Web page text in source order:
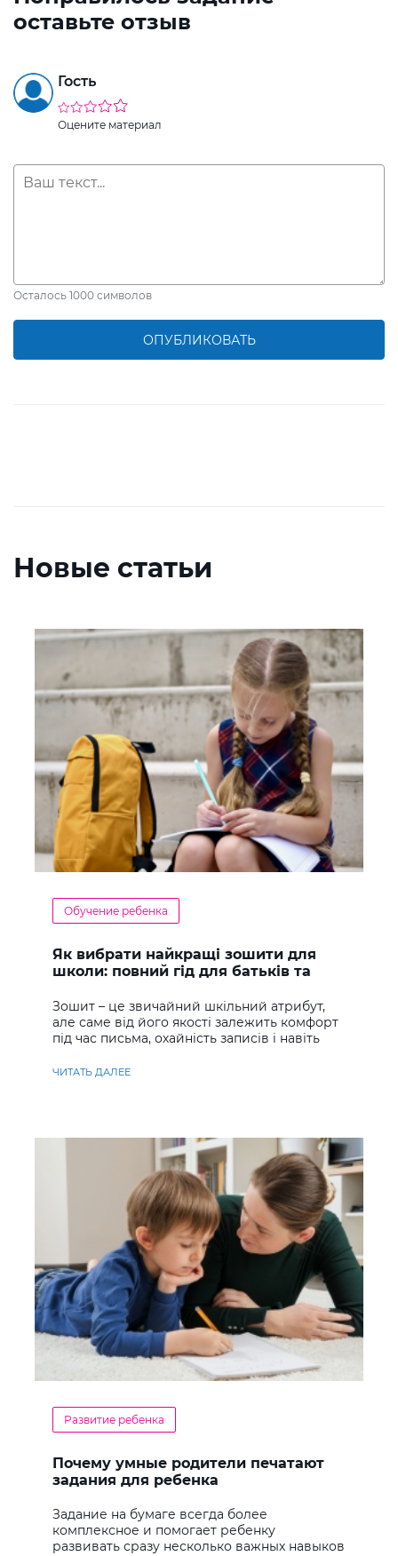
оставьте отзыв
Гость
Оцените материал
Осталось 1000 символов
ОПУБЛИКОВАТЬ
Новые статьи
Обучение ребенка
Як вибрати найкращі зошити для
школи: повний гід для батьків та
Зошит – це звичайний шкільний атрибут,
але саме від його якості залежить комфорт
під час письма, охайність записів і навіть
ЧИТАТЬ ДАЛЕЕ
Развитие ребенка
Почему умные родители печатают
задания для ребенка
Задание на бумаге всегда более
комплексное и помогает ребенку
развивать сразу несколько важных навыков